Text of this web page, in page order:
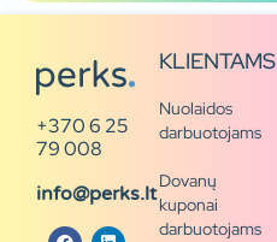
+370 6 25
79 008
info@perks.lt
KLIENTAMS
Nuolaidos
darbuotojams
Dovanų
kuponai
darbuotojams